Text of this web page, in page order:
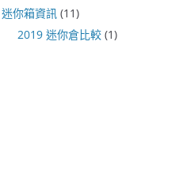
迷你箱資訊 (11)
2019 迷你倉比較 (1)